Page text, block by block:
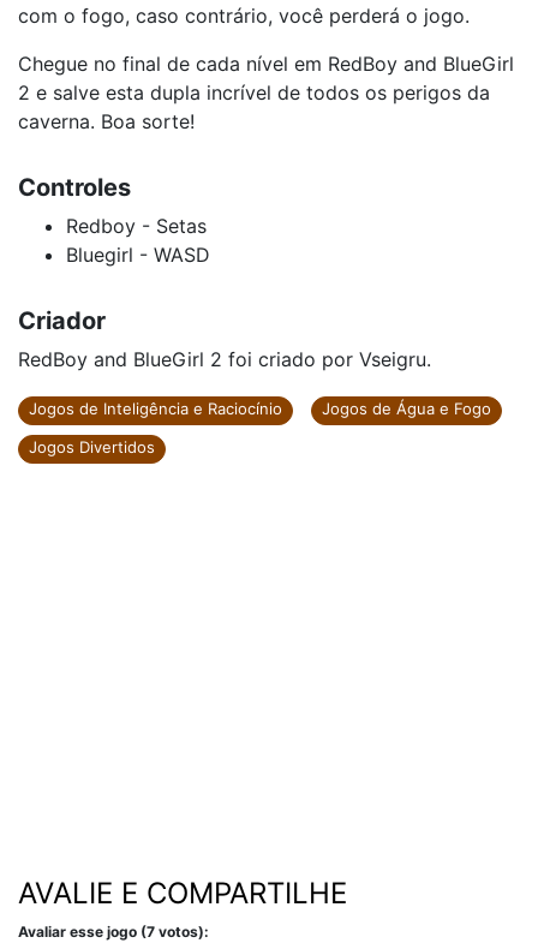
com o fogo, caso contrário, você perderá o jogo.
Chegue no final de cada nível em RedBoy and BlueGirl
2 e salve esta dupla incrível de todos os perigos da
caverna. Boa sorte!
Controles
Redboy - Setas
Bluegirl - WASD
Criador
RedBoy and BlueGirl 2 foi criado por Vseigru.
Jogos de Inteligência e Raciocínio
Jogos de Água e Fogo
Jogos Divertidos
AVALIE E COMPARTILHE
Avaliar esse jogo (7 votos):